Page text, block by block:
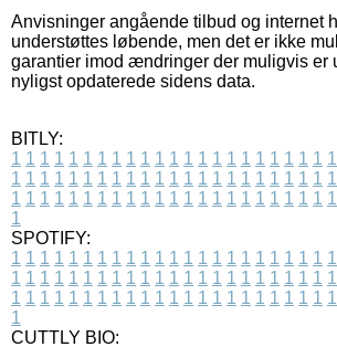
Anvisninger angående tilbud og internet
understøttes løbende, men det er ikke
garantier imod ændringer der muligvis er
nyligst opdaterede sidens data.
BITLY:
1 1 1 1 1 1 1 1 1 1 1 1 1 1 1 1 1 1 1 1 1 1 1
1 1 1 1 1 1 1 1 1 1 1 1 1 1 1 1 1 1 1 1 1 1 1
1 1 1 1 1 1 1 1 1 1 1 1 1 1 1 1 1 1 1 1 1 1 1
1
SPOTIFY:
1 1 1 1 1 1 1 1 1 1 1 1 1 1 1 1 1 1 1 1 1 1 1
1 1 1 1 1 1 1 1 1 1 1 1 1 1 1 1 1 1 1 1 1 1 1
1 1 1 1 1 1 1 1 1 1 1 1 1 1 1 1 1 1 1 1 1 1 1
1
CUTTLY BIO: